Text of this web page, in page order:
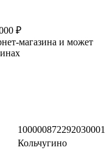
₽
магазина и может
100000872292030001
Кольчугино